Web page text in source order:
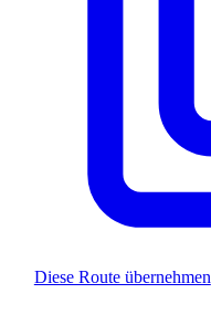
Diese Route übernehmen